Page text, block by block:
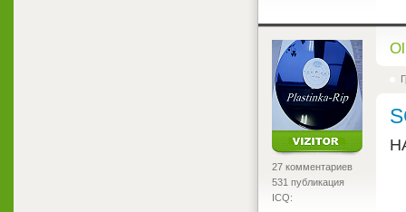
27 комментариев
531 публикация
ICQ: